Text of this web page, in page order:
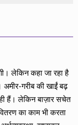
लेकिन कहा जा रहा है
गरीब की खाईं बढ़
हैं। लेकिन बाज़ार सचेत
का काम भी करता